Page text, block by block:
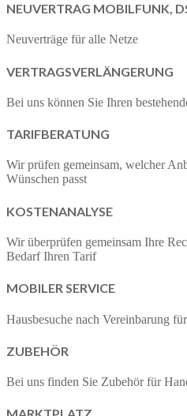
NEUVERTRAG MOBILFUNK,
Neuverträge für alle Netze
VERTRAGSVERLÄNGERUNG
Bei uns können Sie Ihren
TARIFBERATUNG
Wir prüfen gemeinsam, welcher
Wünschen passt
KOSTENANALYSE
Wir überprüfen gemeinsam Ihre
Bedarf Ihren Tarif
MOBILER SERVICE
Hausbesuche nach Vereinbarung
ZUBEHÖR
Bei uns finden Sie Zubehör für